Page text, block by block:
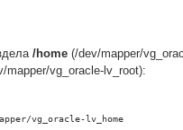
/home (/dev/mapper/
mapper/vg_oracle-lv_root):
vg_oracle-lv_home